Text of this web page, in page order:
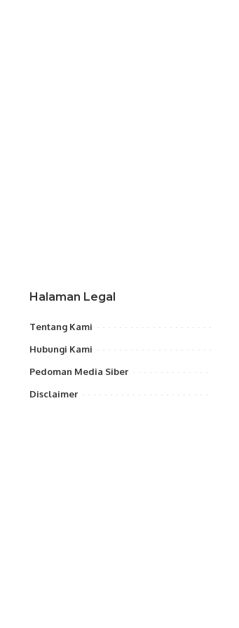
Halaman Legal
Tentang Kami
Hubungi Kami
Pedoman Media Siber
Disclaimer